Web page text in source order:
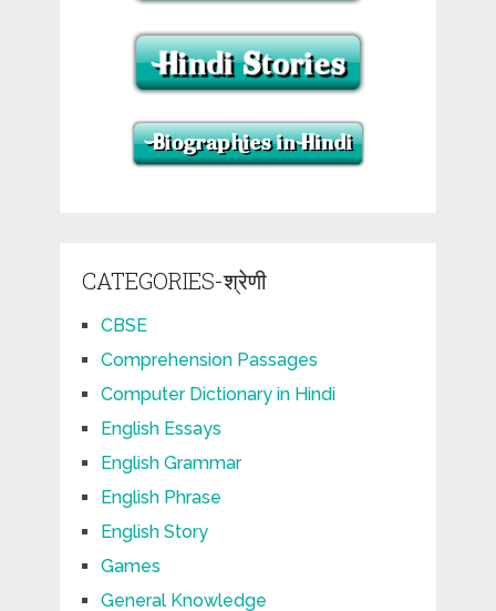
CATEGORIES-श्रेणी
CBSE
Comprehension Passages
Computer Dictionary in Hindi
English Essays
English Grammar
English Phrase
English Story
Games
General Knowledge